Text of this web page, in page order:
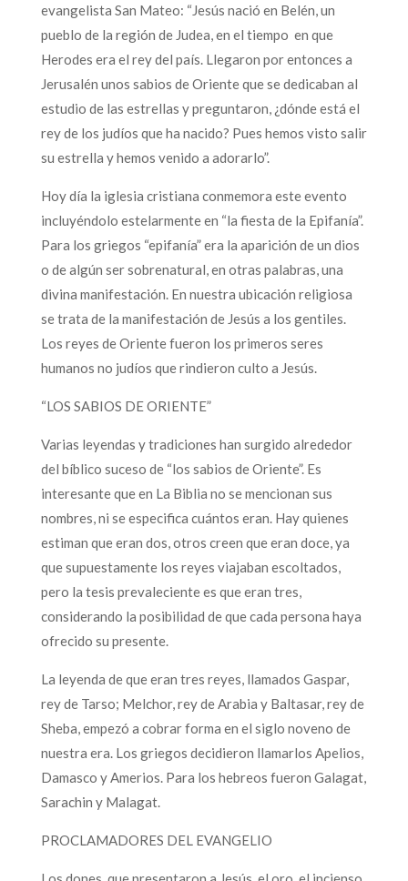
evangelista San Mateo: “Jesús nació en Belén, un
pueblo de la región de Judea, en el tiempo en que
Herodes era el rey del país. Llegaron por entonces a
Jerusalén unos sabios de Oriente que se dedicaban al
estudio de las estrellas y preguntaron, ¿dónde está el
rey de los judíos que ha nacido? Pues hemos visto salir
su estrella y hemos venido a adorarlo”.
Hoy día la iglesia cristiana conmemora este evento
incluyéndolo estelarmente en “la fiesta de la Epifanía”.
Para los griegos “epifanía” era la aparición de un dios
o de algún ser sobrenatural, en otras palabras, una
divina manifestación. En nuestra ubicación religiosa
se trata de la manifestación de Jesús a los gentiles.
Los reyes de Oriente fueron los primeros seres
humanos no judíos que rindieron culto a Jesús.
“LOS SABIOS DE ORIENTE”
Varias leyendas y tradiciones han surgido alrededor
del bíblico suceso de “los sabios de Oriente”. Es
interesante que en La Biblia no se mencionan sus
nombres, ni se especifica cuántos eran. Hay quienes
estiman que eran dos, otros creen que eran doce, ya
que supuestamente los reyes viajaban escoltados,
pero la tesis prevaleciente es que eran tres,
considerando la posibilidad de que cada persona haya
ofrecido su presente.
La leyenda de que eran tres reyes, llamados Gaspar,
rey de Tarso; Melchor, rey de Arabia y Baltasar, rey de
Sheba, empezó a cobrar forma en el siglo noveno de
nuestra era. Los griegos decidieron llamarlos Apelios,
Damasco y Amerios. Para los hebreos fueron Galagat,
Sarachin y Malagat.
PROCLAMADORES DEL EVANGELIO